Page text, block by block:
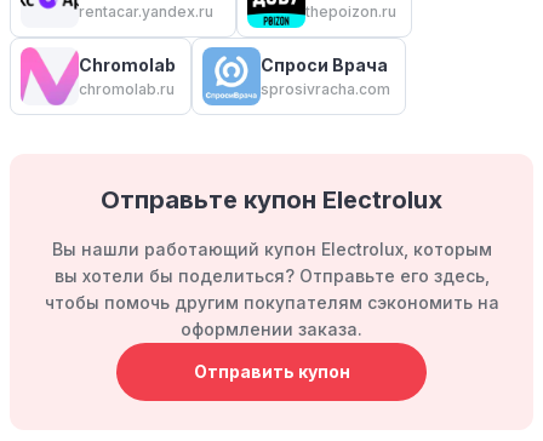
rentacar.yandex.ru thepoizon.ru
Chromolab
chromolab.ru
Спроси Врача
sprosivracha.com
Отправьте купон Electrolux
Вы нашли работающий купон Electrolux, которым
вы хотели бы поделиться? Отправьте его здесь,
чтобы помочь другим покупателям сэкономить на
оформлении заказа.
Отправить купон